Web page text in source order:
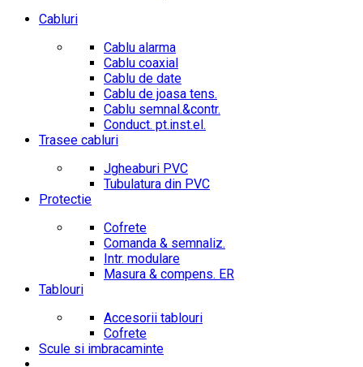
Cabluri
Cablu alarma
Cablu coaxial
Cablu de date
Cablu de joasa tens.
Cablu semnal.&contr.
Conduct. pt.inst.el.
Trasee cabluri
Jgheaburi PVC
Tubulatura din PVC
Protectie
Cofrete
Comanda & semnaliz.
Intr. modulare
Masura & compens. ER
Tablouri
Accesorii tablouri
Cofrete
Scule si imbracaminte